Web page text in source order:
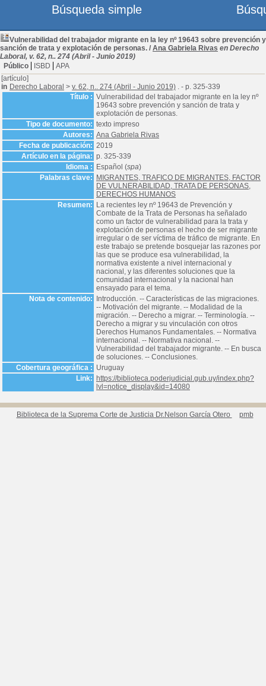
Vulnerabilidad del trabajador migrante en la ley nº 19643 sobre prevención y
sanción de trata y explotación de personas. / Ana Gabriela Rivas en Derecho
Laboral, v. 62, n.. 274 (Abril - Junio 2019)
Público
ISBD
APA
[artículo]
in Derecho Laboral > v. 62, n.. 274 (Abril - Junio 2019) . - p. 325-339
Título : Vulnerabilidad del trabajador migrante en la ley nº
19643 sobre prevención y sanción de trata y
explotación de personas.
Tipo de documento: texto impreso
Autores: Ana Gabriela Rivas
Fecha de publicación: 2019
Artículo en la página: p. 325-339
Idioma :
Español (spa)
Palabras clave:
MIGRANTES, TRAFICO DE MIGRANTES, FACTOR
DE VULNERABILIDAD, TRATA DE PERSONAS,
DERECHOS HUMANOS
Resumen:
La recientes ley nº 19643 de Prevención y
Combate de la Trata de Personas ha señalado
como un factor de vulnerabilidad para la trata y
explotación de personas el hecho de ser migrante
irregular o de ser víctima de tráfico de migrante. En
este trabajo se pretende bosquejar las razones por
las que se produce esa vulnerabilidad, la
normativa existente a nivel internacional y
nacional, y las diferentes soluciones que la
comunidad internacional y la nacional han
ensayado para el tema.
Nota de contenido:
Introducción. -- Características de las migraciones.
-- Motivación del migrante. -- Modalidad de la
migración. -- Derecho a migrar. -- Terminología. --
Derecho a migrar y su vinculación con otros
Derechos Humanos Fundamentales. -- Normativa
internacional. -- Normativa nacional. --
Vulnerabilidad del trabajador migrante. -- En busca
de soluciones. -- Conclusiones.
Cobertura geográfica : Uruguay
Link:
https://biblioteca.poderjudicial.gub.uy/index.php?
lvl=notice_display&id=14080
Biblioteca de la Suprema Corte de Justicia Dr.Nelson García Otero pmb
Búsqueda simple